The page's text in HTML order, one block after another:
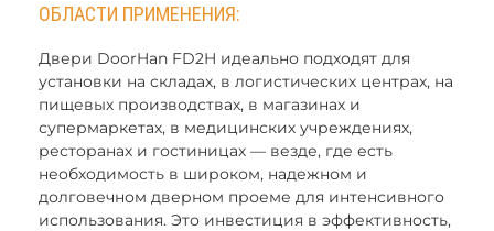
ОБЛАСТИ ПРИМЕНЕНИЯ:
Двери DoorHan FD2H идеально подходят для
установки на складах, в логистических центрах, на
пищевых производствах, в магазинах и
супермаркетах, в медицинских учреждениях,
ресторанах и гостиницах — везде, где есть
необходимость в широком, надежном и
долговечном дверном проеме для интенсивного
использования. Это инвестиция в эффективность,